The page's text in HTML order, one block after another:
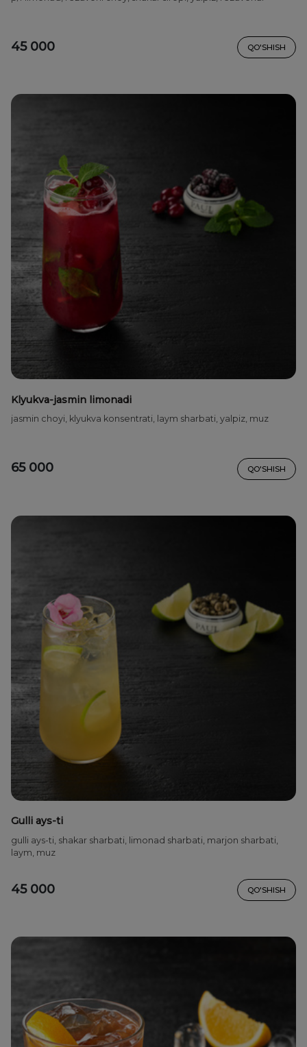
45 000 QO'SHISH
Klyukva-jasmin limonadi
jasmin choyi, klyukva konsentrati, laym sharbati, yalpiz, muz
65 000 QO'SHISH
Gulli ays-ti
gulli ays-ti, shakar sharbati, limonad sharbati, marjon sharbati,
laym, muz
45 000 QO'SHISH